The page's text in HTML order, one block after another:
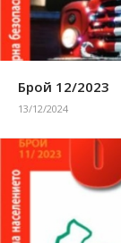
Брой 12/2023
13/12/2024